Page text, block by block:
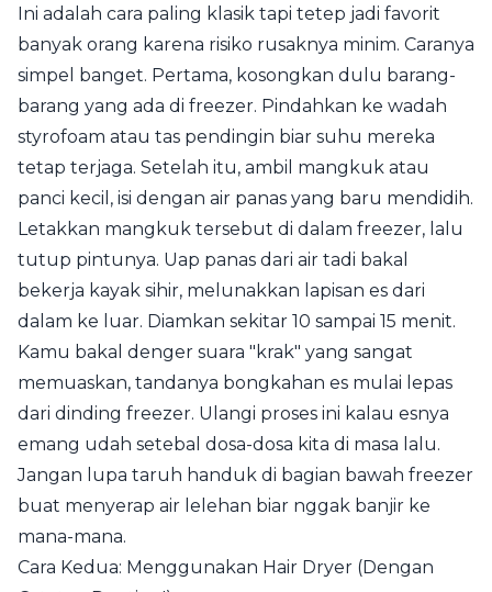
Ini adalah cara paling klasik tapi tetep jadi favorit
banyak orang karena risiko rusaknya minim. Caranya
simpel banget. Pertama, kosongkan dulu barang-
barang yang ada di freezer. Pindahkan ke wadah
styrofoam atau tas pendingin biar suhu mereka
tetap terjaga. Setelah itu, ambil mangkuk atau
panci kecil, isi dengan air panas yang baru mendidih.
Letakkan mangkuk tersebut di dalam freezer, lalu
tutup pintunya. Uap panas dari air tadi bakal
bekerja kayak sihir, melunakkan lapisan es dari
dalam ke luar. Diamkan sekitar 10 sampai 15 menit.
Kamu bakal denger suara "krak" yang sangat
memuaskan, tandanya bongkahan es mulai lepas
dari dinding freezer. Ulangi proses ini kalau esnya
emang udah setebal dosa-dosa kita di masa lalu.
Jangan lupa taruh handuk di bagian bawah freezer
buat menyerap air lelehan biar nggak banjir ke
mana-mana.
Cara Kedua: Menggunakan Hair Dryer (Dengan